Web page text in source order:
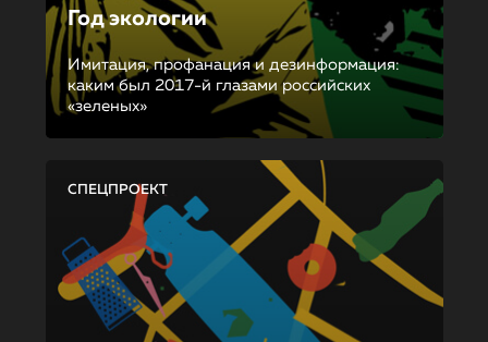
Год экологии
Имитация, профанация и дезинформация:
каким был 2017-й глазами российских
«зеленых»
СПЕЦПРОЕКТ